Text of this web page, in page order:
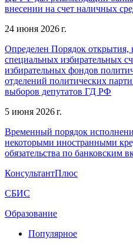
внесении на счет наличных
24 июня 2026 г.
Определен Порядок открытия,
специальных избирательных
избирательных фондов
отделений политических
выборов депутатов ГД РФ
5 июня 2026 г.
Временный порядок
некоторыми иностранными
обязательства по банковским
КонсультантПлюс
СБИС
Образование
Популярное